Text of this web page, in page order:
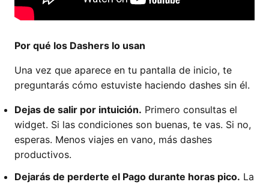
Por qué los Dashers lo usan
Una vez que aparece en tu pantalla de inicio, te
preguntarás cómo estuviste haciendo dashes sin él.
Dejas de salir por intuición. Primero consultas el
widget. Si las condiciones son buenas, te vas. Si no,
esperas. Menos viajes en vano, más dashes
productivos.
Dejarás de perderte el Pago durante horas pico. La